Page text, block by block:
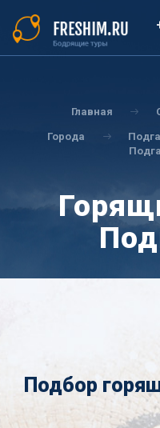
основному
содержанию
Главная
Города
Подбор